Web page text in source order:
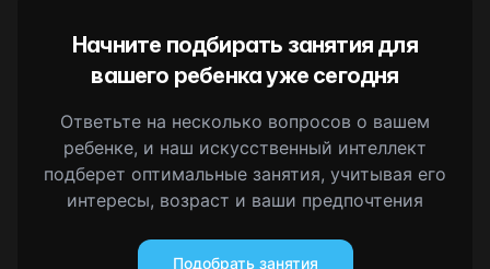
Начните подбирать занятия для
вашего ребенка уже сегодня
Ответьте на несколько вопросов о вашем
ребенке, и наш искусственный интеллект
подберет оптимальные занятия, учитывая его
интересы, возраст и ваши предпочтения
Подобрать занятия